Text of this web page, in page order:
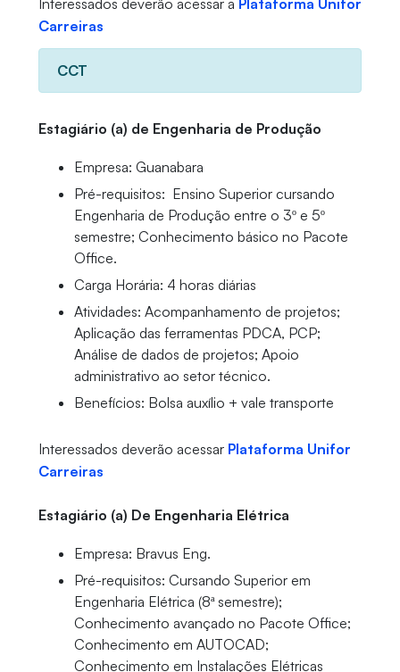
Interessados deverão acessar a Plataforma Unifor
Carreiras
CCT
Estagiário (a) de Engenharia de Produção
Empresa: Guanabara
Pré-requisitos: Ensino Superior cursando
Engenharia de Produção entre o 3º e 5º
semestre; Conhecimento básico no Pacote
Office.
Carga Horária: 4 horas diárias
Atividades: Acompanhamento de projetos;
Aplicação das ferramentas PDCA, PCP;
Análise de dados de projetos; Apoio
administrativo ao setor técnico.
Benefícios: Bolsa auxílio + vale transporte
Interessados deverão acessar Plataforma Unifor
Carreiras
Estagiário (a) De Engenharia Elétrica
Empresa: Bravus Eng.
Pré-requisitos: Cursando Superior em
Engenharia Elétrica (8ª semestre);
Conhecimento avançado no Pacote Office;
Conhecimento em AUTOCAD;
Conhecimento em Instalações Elétricas